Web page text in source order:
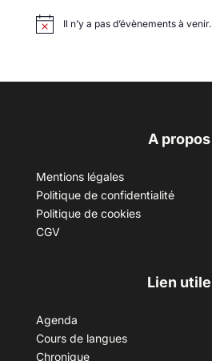
Il n’y a pas d’évènements à venir.
A propos
Mentions légales
Politique de confidentialité
Politique de cookies
CGV
Lien utile
Agenda
Cours de langues
Chronique